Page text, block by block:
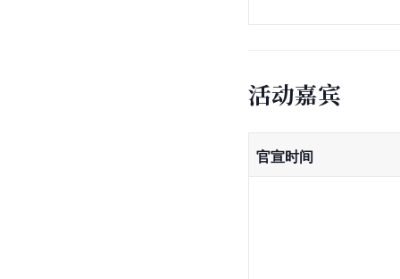
活动嘉宾
官宣时间